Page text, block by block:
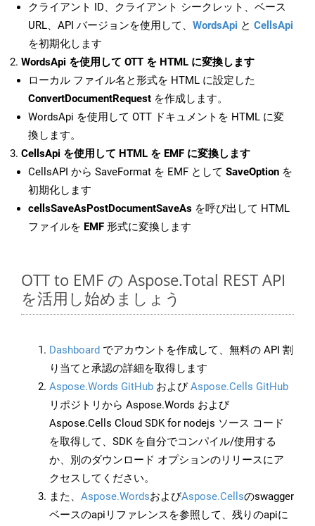
クライアント ID、クライアント シークレット、ベース
URL、API バージョンを使用して、 WordsApi と CellsApi
を初期化します
WordsApi を使用して OTT を HTML に変換します
ローカル ファイル名と形式を HTML に設定した
ConvertDocumentRequest を作成します。
WordsApi を使用して OTT ドキュメントを HTML に変
換します。
CellsApi を使用して HTML を EMF に変換します
CellsAPI から SaveFormat を EMF として SaveOption を
初期化します
cellsSaveAsPostDocumentSaveAs を呼び出して HTML
ファイルを EMF 形式に変換します
OTT to EMF の Aspose.Total REST API
を活用し始めましょう
Dashboard でアカウントを作成して、無料の API 割
り当てと承認の詳細を取得します
Aspose.Words GitHub およびAspose.Cells GitHub
リポジトリから Aspose.Words および
Aspose.Cells Cloud SDK for nodejs ソース コード
を取得して、SDK を自分でコンパイル/使用する
か、別のダウンロード オプションのリリースにア
クセスしてください。
また、 Aspose.WordsおよびAspose.Cellsのswagger
ベースのapiリファレンスを参照して、残りのapiに